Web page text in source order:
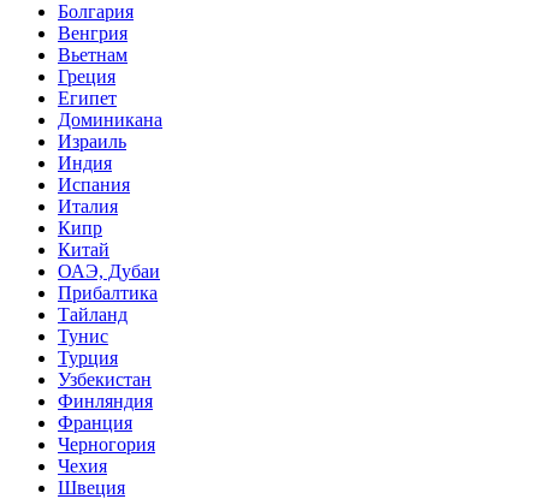
Болгария
Венгрия
Вьетнам
Греция
Египет
Доминикана
Израиль
Индия
Испания
Италия
Кипр
Китай
ОАЭ, Дубаи
Прибалтика
Тайланд
Тунис
Турция
Узбекистан
Финляндия
Франция
Черногория
Чехия
Швеция